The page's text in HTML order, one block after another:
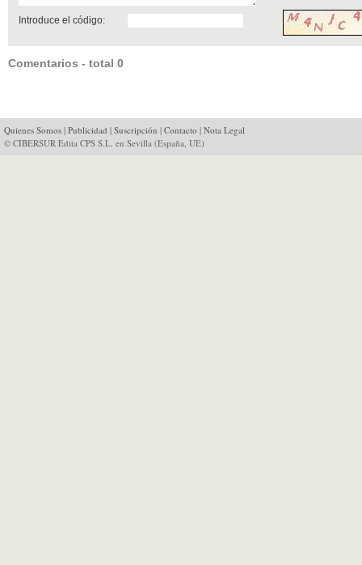
Introduce el código:
Comentarios - total 0
Quienes Somos | Publicidad | Suscripción | Contacto | Nota Legal
© CIBERSUR Edita CPS S.L. en Sevilla (España, UE)